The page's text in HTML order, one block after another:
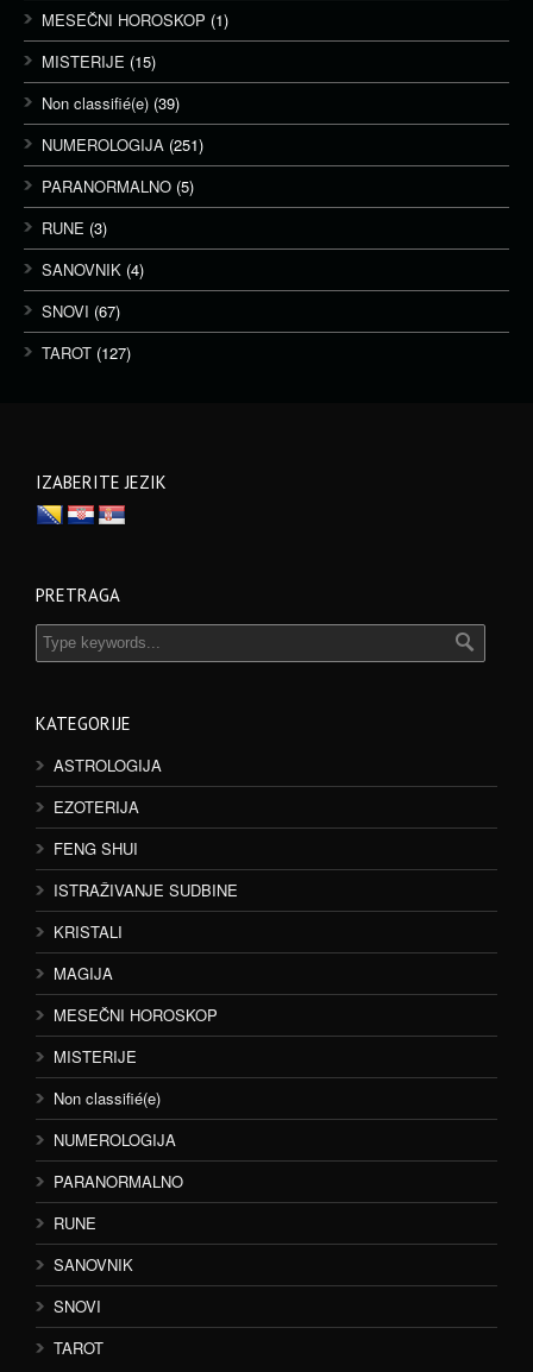
MESEČNI HOROSKOP (1)
MISTERIJE (15)
Non classifié(e) (39)
NUMEROLOGIJA (251)
PARANORMALNO (5)
RUNE (3)
SANOVNIK (4)
SNOVI (67)
TAROT (127)
IZABERITE JEZIK
PRETRAGA
KATEGORIJE
ASTROLOGIJA
EZOTERIJA
FENG SHUI
ISTRAŽIVANJE SUDBINE
KRISTALI
MAGIJA
MESEČNI HOROSKOP
MISTERIJE
Non classifié(e)
NUMEROLOGIJA
PARANORMALNO
RUNE
SANOVNIK
SNOVI
TAROT